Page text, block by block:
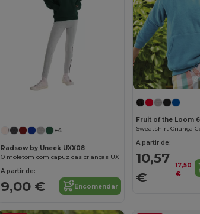
+4
Radsow by Uneek UXX08
O moletom com capuz das crianças UX
A partir de:
9,00 € Encomendar
Fruit of the Loom
Sweatshirt Criança
A partir de:
10,57
€
17,50
€